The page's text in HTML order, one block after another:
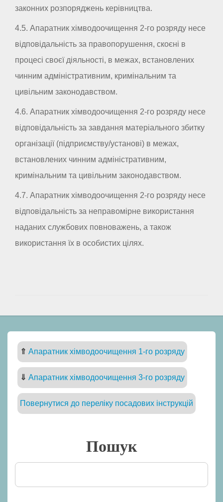
законних розпоряджень керівництва.
4.5. Апаратник хімводоочищення 2-го розряду несе
відповідальність за правопорушення, скоєні в
процесі своєї діяльності, в межах, встановлених
чинним адміністративним, кримінальним та
цивільним законодавством.
4.6. Апаратник хімводоочищення 2-го розряду несе
відповідальність за завдання матеріального збитку
організації (підприємству/установі) в межах,
встановлених чинним адміністративним,
кримінальним та цивільним законодавством.
4.7. Апаратник хімводоочищення 2-го розряду несе
відповідальність за неправомірне використання
наданих службових повноважень, а також
використання їх в особистих цілях.
⇑ Апаратник хімводоочищення 1-го розряду
⇓ Апаратник хімводоочищення 3-го розряду
Повернутися до переліку посадових інструкцій
Пошук